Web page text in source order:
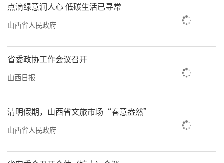
点滴绿意润人心 低碳生活已寻常
山西省人民政府
省委政协工作会议召开
山西日报
清明假期，山西省文旅市场“春意盎然”
山西省人民政府